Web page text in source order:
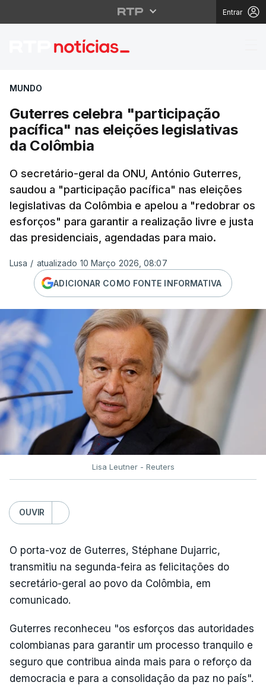
Entrar
Guterres celebra
MUNDO
Guterres celebra "participação
pacífica" nas eleições legislativas
da Colômbia
O secretário-geral da ONU, António Guterres,
saudou a "participação pacífica" nas eleições
legislativas da Colômbia e apelou a "redobrar os
esforços" para garantir a realização livre e justa
das presidenciais, agendadas para maio.
Lusa / atualizado 10 Março 2026, 08:07
ADICIONAR COMO FONTE INFORMATIVA
Lisa Leutner - Reuters
OUVIR
O porta-voz de Guterres, Stéphane Dujarric,
transmitiu na segunda-feira as felicitações do
secretário-geral ao povo da Colômbia, em
comunicado.
Guterres reconheceu "os esforços das autoridades
colombianas para garantir um processo tranquilo e
seguro que contribua ainda mais para o reforço da
democracia e para a consolidação da paz no país".